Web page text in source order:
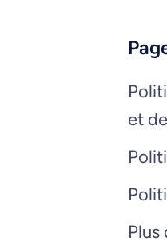
et
Plus